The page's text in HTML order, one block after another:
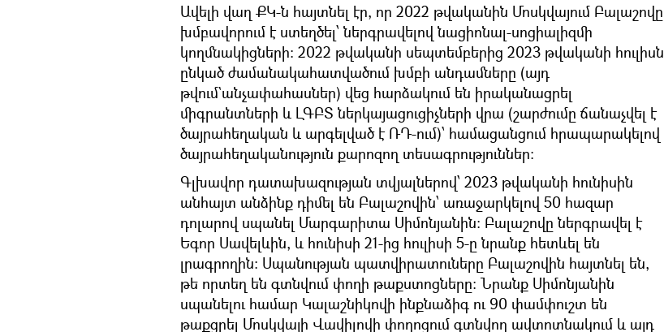
Ավելի վաղ ՔԿ-ն հայտնել էր, որ 2022 թվականին Մոսկվայում Բալաշովը
խմբավորում է ստեղծել՝ ներգրավելով նացիոնալ-սոցիալիզմի
կողմնակիցների։ 2022 թվականի սեպտեմբերից 2023 թվականի հուլիսն
ընկած ժամանակահատվածում խմբի անդամները (այդ
թվում`անչափահասներ) վեց հարձակում են իրականացրել
միգրանտների և ԼԳԲՏ ներկայացուցիչների վրա (շարժումը ճանաչվել է
ծայրահեղական և արգելված է ՌԴ-ում)՝ համացանցում հրապարակելով
ծայրահեղականություն քարոզող տեսագրություններ։
Գլխավոր դատախազության տվյալներով՝ 2023 թվականի հունիսին
անհայտ անձինք դիմել են Բալաշովին՝ առաջարկելով 50 հազար
դոլարով սպանել Մարգարիտա Սիմոնյանին։ Բալաշովը ներգրավել է
Եգոր Սավելևին, և հունիսի 21-ից հուլիսի 5-ը նրանք հետևել են
լրագրողին։ Սպանության պատվիրատուները Բալաշովին հայտնել են,
թե որտեղ են գտնվում փողի թաքստոցները։ Նրանք Սիմոնյանին
սպանելու համար Կալաշնիկովի ինքնաձիգ ու 90 փամփուշտ են
թաքցրել Մոսկվայի Վավիլովի փողոցում գտնվող ավտոտնակում և այդ